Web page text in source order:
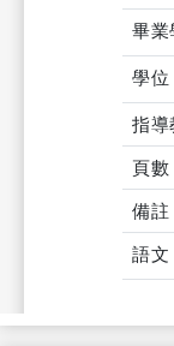
畢業
學位
指導
頁數
備註
語文